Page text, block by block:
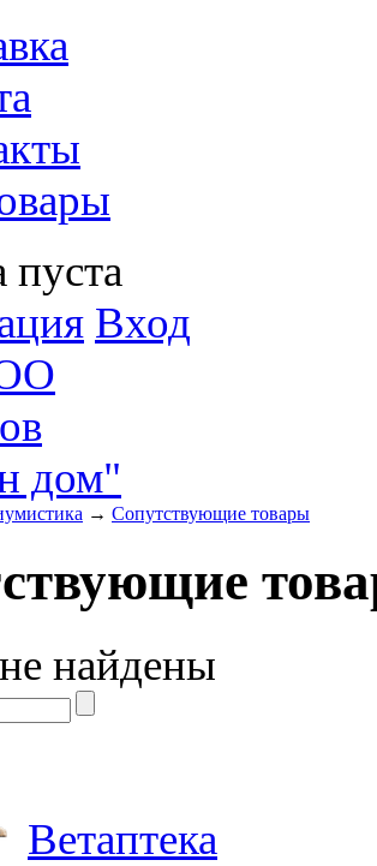
пуста
Вход
→ Сопутствующие товары
найдены
Ветаптека